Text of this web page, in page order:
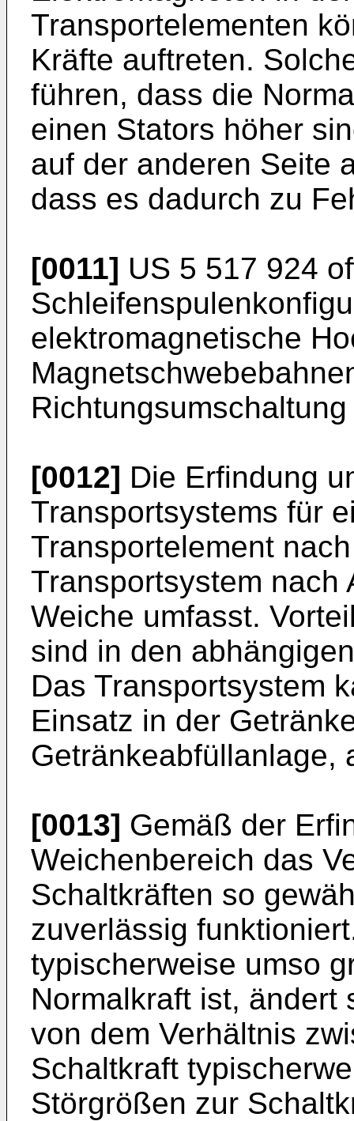
Transportelementen
Kräfte auftreten.
führen, dass die
einen Stators höher
auf der anderen Seite
dass es dadurch zu
[0011] US 5 517 924
elektromagnetische
[0012] Die Erfindung
Transportsystems für
Transportelement
Transportsystem nach
Weiche umfasst.
sind in den
Das Transportsystem
Einsatz in der
Getränkeabfüllanlage,
[0013] Gemäß der
Weichenbereich das
Schaltkräften so
zuverlässig
typischerweise umso
Normalkraft ist, ändert
von dem Verhältnis
Schaltkraft
Störgrößen zur